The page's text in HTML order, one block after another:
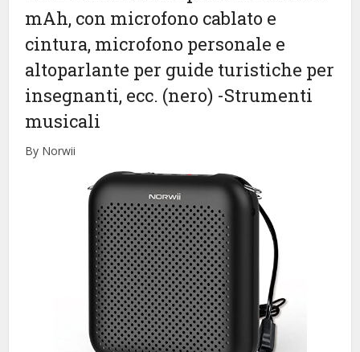
mAh, con microfono cablato e
cintura, microfono personale e
altoparlante per guide turistiche per
insegnanti, ecc. (nero) -Strumenti
musicali
By Norwii